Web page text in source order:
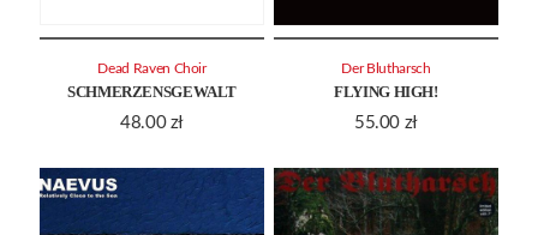
SCHMERZENSGEWALT
48.00 zł
Dead Raven Choir
FLYING HIGH!
55.00 zł
Der Blutharsch